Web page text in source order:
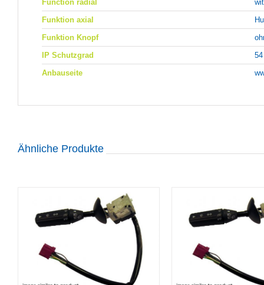
Function radial
Funktion axial
Funktion Knopf
IP Schutzgrad
54
Anbauseite
Ähnliche Produkte